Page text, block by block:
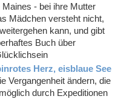
- bei ihre Mutter
Mädchen versteht nicht,
kann, und gibt
Buch über
Herz, eisblaue See
Vergangenheit ändern, die
durch Expeditionen